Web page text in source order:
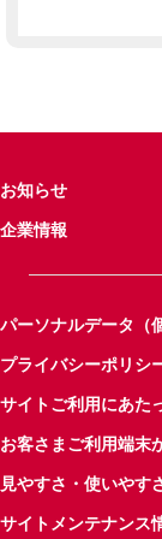
お知らせ
企業情報
パーソナルデータ（
プライバシーポリシ
サイトご利用にあた
お客さまご利用端末
見やすさ・使いやす
サイトメンテナンス